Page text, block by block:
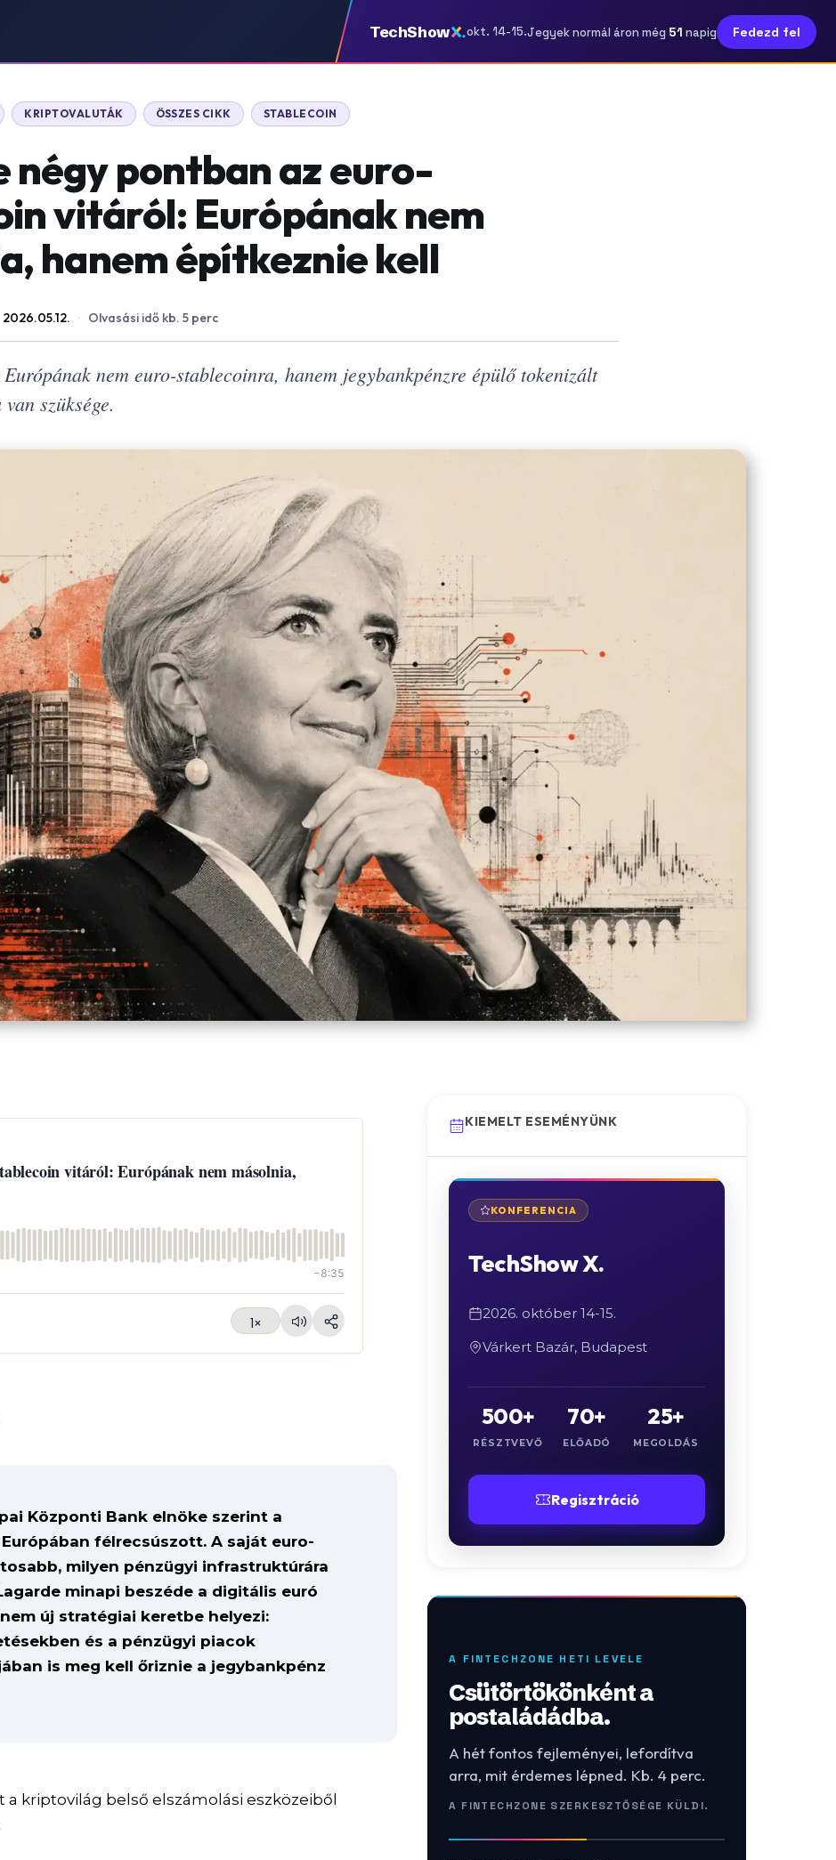
TechShow okt. 14-15.Jegyek normál áron még 51 napig Fedezd fel
KRIPTOVALUTÁK ÖSSZES CIKK STABLECOIN
négy pontban az euro-
vitáról: Európának nem
hanem építkeznie kell
2026.05.12. · Olvasási idő kb. 5 perc
nem euro-stablecoinra, hanem jegybankpénzre épülő tokenizált
szüksége.
vitáról: Európának nem másolnia,
−8:35
1×
Központi Bank elnöke szerint a
félrecsúszott. A saját euro-
milyen pénzügyi infrastruktúrára
minapi beszéde a digitális euró
új stratégiai keretbe helyezi:
és a pénzügyi piacok
is meg kell őriznie a jegybankpénz
a kriptovilág belső elszámolási eszközeiből
KIEMELT ESEMÉNYÜNK
KONFERENCIA
TechShow X.
2026. október 14-15.
Várkert Bazár, Budapest
500+
RÉSZTVEVŐ
70+
ELŐADÓ
25+
MEGOLDÁS
Regisztráció
A FINTECHZONE HETI LEVELE
Csütörtökönként a
postaládádba.
A hét fontos fejleményei, lefordítva
arra, mit érdemes lépned. Kb. 4 perc.
A FINTECHZONE SZERKESZTŐSÉGE KÜLDI.